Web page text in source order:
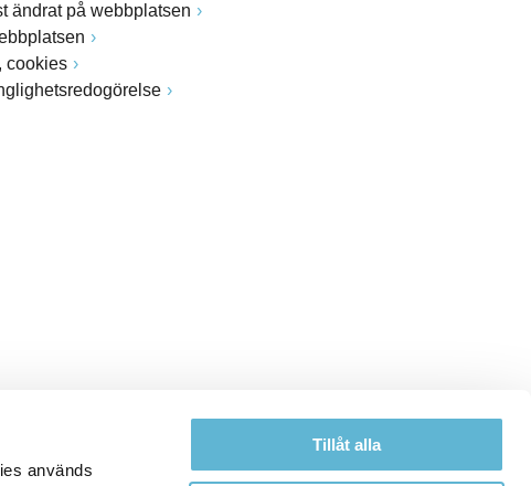
används
Tillåt alla
ändrat på webbplatsen
cookies